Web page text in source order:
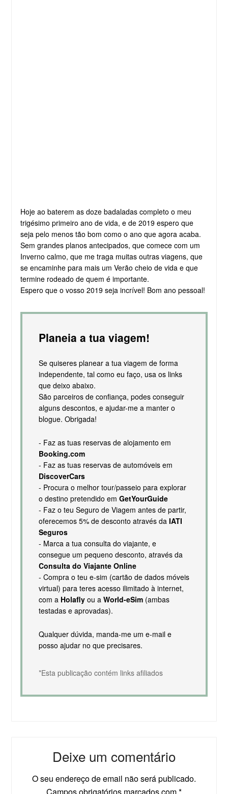
Hoje ao baterem as doze badaladas completo o meu
trigésimo primeiro ano de vida, e de 2019 espero que
seja pelo menos tão bom como o ano que agora acaba.
Sem grandes planos antecipados, que comece com um
Inverno calmo, que me traga muitas outras viagens, que
se encaminhe para mais um Verão cheio de vida e que
termine rodeado de quem é importante.
Espero que o vosso 2019 seja incrível! Bom ano pessoal!
Planeia a tua viagem!
Se quiseres planear a tua viagem de forma
independente, tal como eu faço, usa os links
que deixo abaixo.
São parceiros de confiança, podes conseguir
alguns descontos, e ajudar-me a manter o
blogue. Obrigada!
- Faz as tuas reservas de alojamento em
Booking.com
- Faz as tuas reservas de automóveis em
DiscoverCars
- Procura o melhor tour/passeio para explorar
o destino pretendido em GetYourGuide
- Faz o teu Seguro de Viagem antes de partir,
oferecemos 5% de desconto através da IATI
Seguros
- Marca a tua consulta do viajante, e
consegue um pequeno desconto, através da
Consulta do Viajante Online
- Compra o teu e-sim (cartão de dados móveis
virtual) para teres acesso ilimitado à internet,
com a Holaflyou a World-eSim(ambas
testadas e aprovadas).
Qualquer dúvida, manda-me um e-mail e
posso ajudar no que precisares.
*Esta publicação contém links afiliados
Deixe um comentário
O seu endereço de email não será publicado.